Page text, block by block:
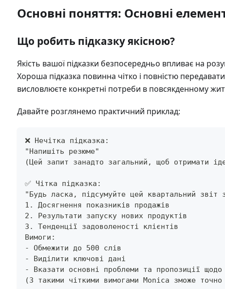
Основні поняття: Основні
Що робить підказку якісною?
Якість вашої підказки безпосередньо впливає на
Хороша підказка повинна чітко і повністю
висловлюєте конкретні потреби в повсякденному
Давайте розглянемо практичний приклад:
❌ Нечітка підказка:
"Напишіть резюме"
(Цей запит занадто загальний, щоб отримати
✅ Чітка підказка:
"Будь ласка, підсумуйте цей квартальний звіт
1. Досягнення показників продажів
2. Результати запуску нових продуктів
3. Тенденції задоволеності клієнтів
Вимоги:
- Обмежити до 500 слів
- Виділити ключові дані
- Вказати основні проблеми та пропозиції щодо
(З такими чіткими вимогами Monica зможе точно